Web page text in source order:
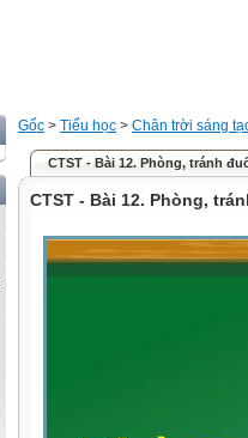
Gốc > Tiểu học > Chân trời sáng
CTST - Bài 12. Phòng, tránh
CTST - Bài 12. Phòng,